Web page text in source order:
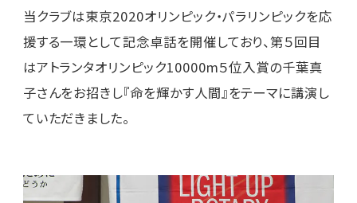
当クラブは東京2020オリンピック・パラリンピックを応
援する一環として記念卓話を開催しており、第５回目
はアトランタオリンピック10000m５位入賞の千葉真
子さんをお招きし『命を輝かす人間』をテーマに講演し
ていただきました。